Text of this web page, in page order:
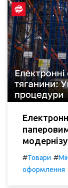
#Товари #
оформлення